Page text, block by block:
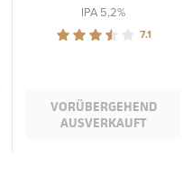
IPA 5,2%
7.1
VORÜBERGEHEND
AUSVERKAUFT